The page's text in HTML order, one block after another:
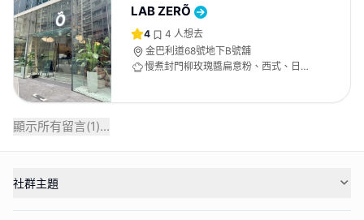
LAB ZERÕ
4 4 人想去
金巴利道68號地下B號舖
慢煮封門柳玫瑰醬扁意粉、西式、日式
顯示所有留言(1)...
社群主題